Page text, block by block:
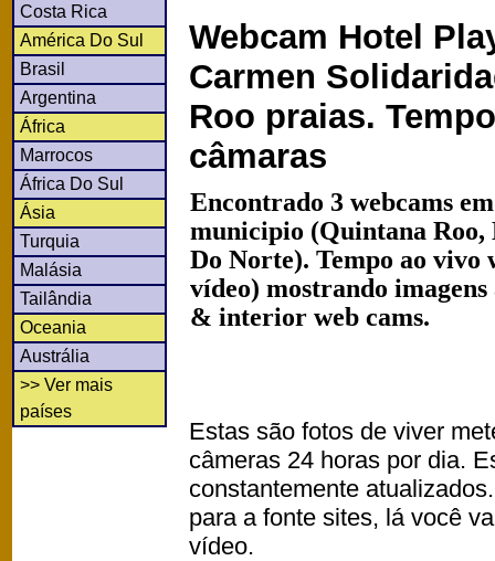
Costa Rica
América Do Sul
Brasil
Argentina
África
Marrocos
África Do Sul
Ásia
Turquia
Malásia
Tailândia
Oceania
Austrália
>> Ver mais
países
Webcam Hotel
Carmen
Roo praias.
câmaras
Encontrado 3 webcams
municipio (Quintana
Do Norte). Tempo ao vivo
vídeo) mostrando
& interior web cams.
Estas são fotos de viver
câmeras 24 horas por dia.
constantemente
para a fonte sites, lá você
vídeo.